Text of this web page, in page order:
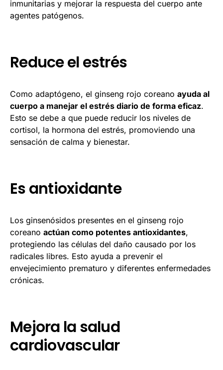
inmunitarias y mejorar la respuesta del cuerpo ante
agentes patógenos.
Reduce el estrés
Como adaptógeno, el ginseng rojo coreano ayuda al
cuerpo a manejar el estrés diario de forma eficaz.
Esto se debe a que puede reducir los niveles de
cortisol, la hormona del estrés, promoviendo una
sensación de calma y bienestar.
Es antioxidante
Los ginsenósidos presentes en el ginseng rojo
coreano actúan como potentes antioxidantes,
protegiendo las células del daño causado por los
radicales libres. Esto ayuda a prevenir el
envejecimiento prematuro y diferentes enfermedades
crónicas.
Mejora la salud
cardiovascular